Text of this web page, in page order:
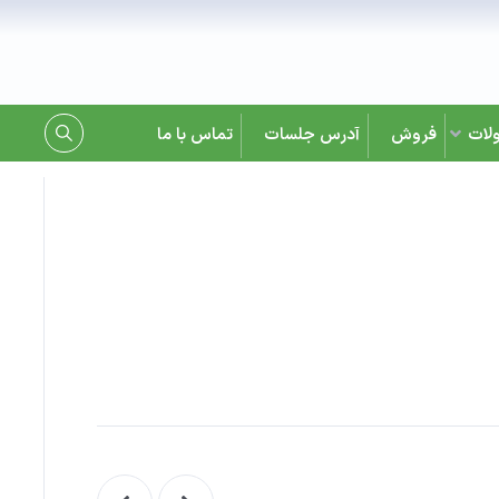
فروش آدرس جلسات تماس با ما